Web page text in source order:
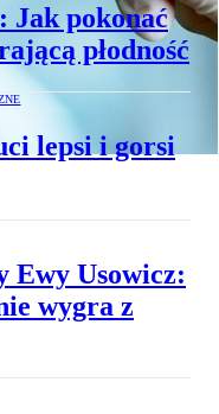
Jak pokonać
płodność
lepsi i gorsi
Ewy Usowicz:
wygra z